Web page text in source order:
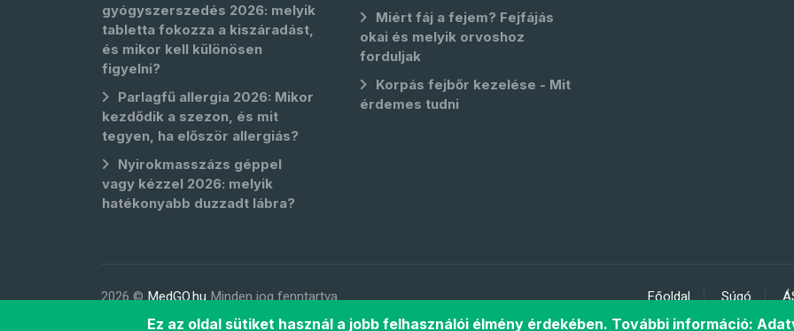
gyógyszerszedés 2026: melyik
tabletta fokozza a kiszáradást,
és mikor kell különösen
figyelni?
Parlagfű allergia 2026: Mikor
kezdődik a szezon, és mit
tegyen, ha először allergiás?
Nyirokmasszázs géppel
vagy kézzel 2026: melyik
hatékonyabb duzzadt lábra?
Miért fáj a fejem? Fejfájás
okai és melyik orvoshoz
forduljak
Korpás fejbőr kezelése - Mit
érdemes tudni
2026 ©MedGO.huMinden jog fenntartva. Főoldal Súgó
Ez az oldal sütiket használ a jobb felhasználói élmény érdekében. További információ: